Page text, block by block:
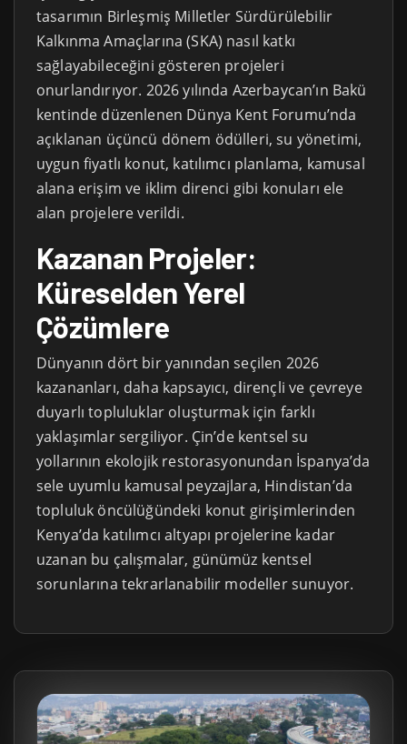
tasarımın Birleşmiş Milletler Sürdürülebilir
Kalkınma Amaçlarına (SKA) nasıl katkı
sağlayabileceğini gösteren projeleri
onurlandırıyor. 2026 yılında Azerbaycan’ın Bakü
kentinde düzenlenen Dünya Kent Forumu’nda
açıklanan üçüncü dönem ödülleri, su yönetimi,
uygun fiyatlı konut, katılımcı planlama, kamusal
alana erişim ve iklim direnci gibi konuları ele
alan projelere verildi.
Kazanan Projeler:
Küreselden Yerel
Çözümlere
Dünyanın dört bir yanından seçilen 2026
kazananları, daha kapsayıcı, dirençli ve çevreye
duyarlı topluluklar oluşturmak için farklı
yaklaşımlar sergiliyor. Çin’de kentsel su
yollarının ekolojik restorasyonundan İspanya’da
sele uyumlu kamusal peyzajlara, Hindistan’da
topluluk öncülüğündeki konut girişimlerinden
Kenya’da katılımcı altyapı projelerine kadar
uzanan bu çalışmalar, günümüz kentsel
sorunlarına tekrarlanabilir modeller sunuyor.